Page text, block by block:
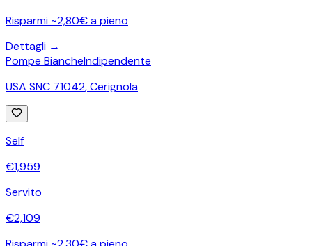
Risparmi ~2,80€ a pieno
Dettagli →
Pompe BiancheIndipendente
USA SNC 71042,Cerignola
Self
€1,959
Servito
€2,109